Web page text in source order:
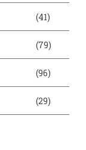
(41)
(79)
(96)
(29)